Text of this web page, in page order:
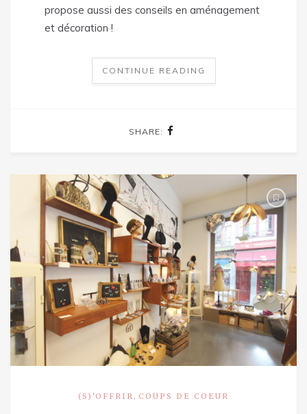
propose aussi des conseils en aménagement
et décoration !
CONTINUE READING
SHARE:
(S)'OFFRIR , COUPS DE COEUR